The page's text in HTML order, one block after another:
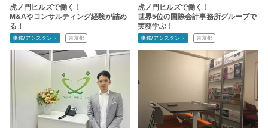
虎ノ門ヒルズで働く！
M&Aやコンサルティング経験が詰め
る！
事務/アシスタント 東京都
虎ノ門ヒルズで働く！
世界5位の国際会計事務所グループで
実務学ぶ！
事務/アシスタント 東京都